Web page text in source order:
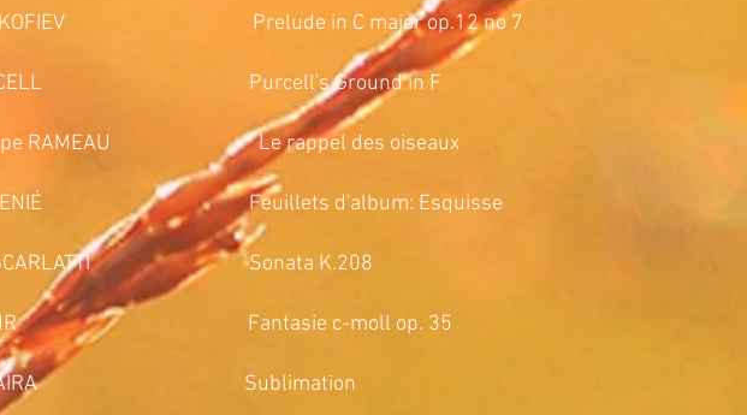
Prelude in C major op.12 no 7
Purcell's Ground in F
RAMEAU Le rappel des oiseaux
RENIÉ Feuillets d'album: Esquisse
SCARLATTI Sonata K.208
Fantasie c-moll op. 35
TAIRA Sublimation